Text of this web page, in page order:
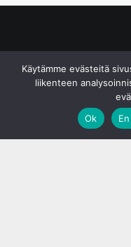
Käytämme evästeitä
liikenteen
Ok